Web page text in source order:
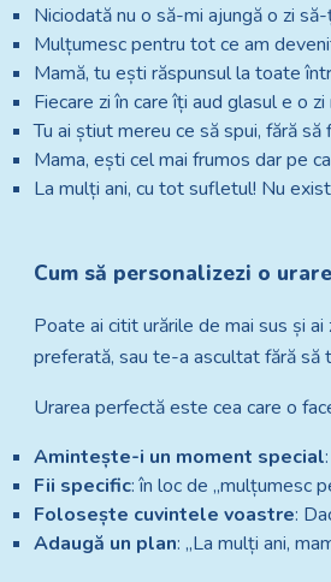
Niciodată nu o să-mi ajungă o zi
Mulțumesc pentru tot ce am
Mamă, tu ești răspunsul la toate
Fiecare zi în care îți aud glasul e o zi
Tu ai știut mereu ce să spui, fără
Mama, ești cel mai frumos dar pe
La mulți ani, cu tot sufletul! Nu
Cum să personalizezi o
Poate ai citit urările de mai sus și
preferată, sau te-a ascultat fără să
Urarea perfectă este cea care o
Amintește-i un moment special
Fii specific: în loc de „mulțumesc
Folosește cuvintele voastre:
Adaugă un plan: „La mulți ani,